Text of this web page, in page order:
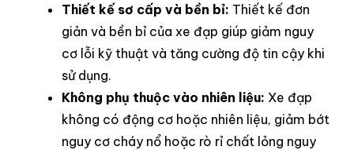
Thiết kế sơ cấp và bền bỉ: Thiết kế đơn
giản và bền bỉ của xe đạp giúp giảm nguy
cơ lỗi kỹ thuật và tăng cường độ tin cậy khi
sử dụng.
Không phụ thuộc vào nhiên liệu: Xe đạp
không có động cơ hoặc nhiên liệu, giảm bớt
nguy cơ cháy nổ hoặc rò rỉ chất lỏng nguy